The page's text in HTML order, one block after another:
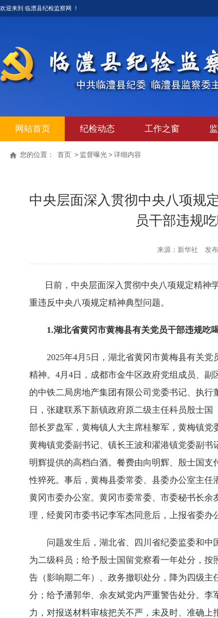
欢迎来到 临澧县纪检监察网 ！
网站首页 纪检动态 工作之窗
您的位置： 首页 > 监督曝光>详细内容
中央层面深入贯彻中央八项规
员干部违规
来源：新华社 发
日前，中央层面深入贯彻中央八项规定精神
重违反中央八项规定精神典型问题。
1.湖北省黄冈市黄梅县有关党员干部违规吃
2025年4月5日，湖北省黄冈市黄梅县有关党
精神。4月4日，成都市金牛区政府党组成员、
的中铁二局房地产集团有限公司党委书记、执
日，张建联系下新镇政府原二级主任科员殷士
部长罗盘军，黄梅镇人大主席桂黎军，黄梅镇
黄梅镇党委副书记、镇长王波和濯港镇党委副
明辉提供的高档白酒。餐费由向明辉、殷士国
性猝死。事后，黄梅县委常委、县委办公室主
黄冈市委办公室。黄冈市委常委、市委秘书长
理，经黄冈市委书记李军杰同意后，上报省委办
问题发生后，湖北省、四川省纪委监委和中
为二级科员；给予殷士国留党察看一年处分，
告（影响期二年）、政务撤职处分，降为四级
分；给予潘郭华、余友斌党内严重警告处分。
力，对报送材料审核把关不严，未及时、准确